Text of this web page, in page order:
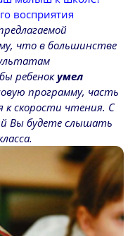
восприятия
что в большинстве
ребенокумел
программу, часть
скорости чтения. С
Вы будете слышать